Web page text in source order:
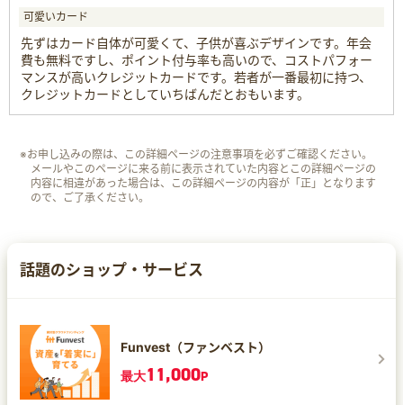
可愛いカード
先ずはカード自体が可愛くて、子供が喜ぶデザインです。年会
費も無料ですし、ポイント付与率も高いので、コストパフォー
マンスが高いクレジットカードです。若者が一番最初に持つ、
クレジットカードとしていちばんだとおもいます。
※お申し込みの際は、この詳細ページの注意事項を必ずご確認ください。
メールやこのページに来る前に表示されていた内容とこの詳細ページの
内容に相違があった場合は、この詳細ページの内容が「正」となります
ので、ご了承ください。
話題のショップ・サービス
Funvest（ファンベスト）
最大11,000P